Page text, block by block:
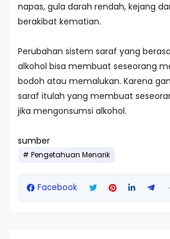
napas, gula darah rendah, kejang
berakibat kematian.
Perubahan sistem saraf yang
alkohol bisa membuat seseorang
bodoh atau memalukan. Karena
saraf itulah yang membuat
jika mengonsumsi alkohol.
sumber
Pengetahuan Menarik
Facebook